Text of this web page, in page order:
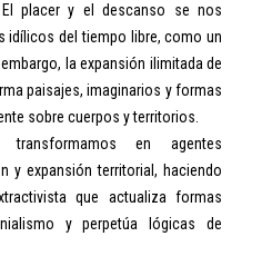
placer y el descanso se nos
idílicos del tiempo libre, como un
la expansión ilimitada de
paisajes, imaginarios y formas
sobre cuerpos y territorios.
en agentes
y expansión territorial, haciendo
que actualiza formas
y perpetúa lógicas de